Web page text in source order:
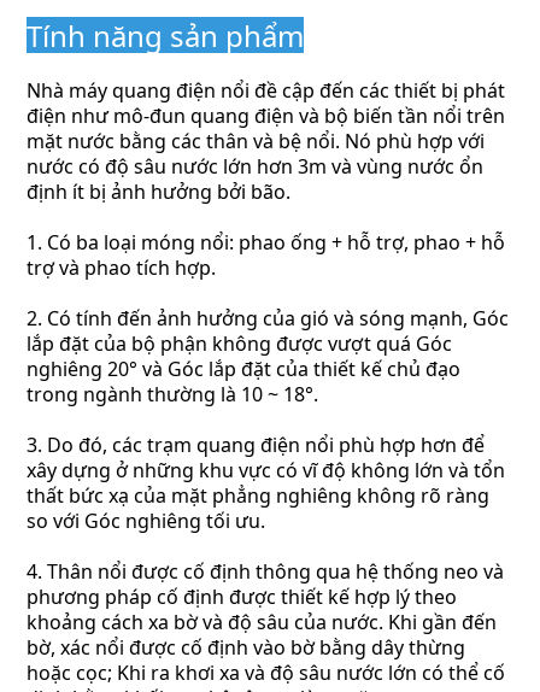
Tính năng sản phẩm
Nhà máy quang điện nổi đề cập đến các thiết bị phát
điện như mô-đun quang điện và bộ biến tần nổi trên
mặt nước bằng các thân và bệ nổi. Nó phù hợp với
nước có độ sâu nước lớn hơn 3m và vùng nước ổn
định ít bị ảnh hưởng bởi bão.
1. Có ba loại móng nổi: phao ống + hỗ trợ, phao + hỗ
trợ và phao tích hợp.
2. Có tính đến ảnh hưởng của gió và sóng mạnh, Góc
lắp đặt của bộ phận không được vượt quá Góc
nghiêng 20° và Góc lắp đặt của thiết kế chủ đạo
trong ngành thường là 10 ~ 18°.
3. Do đó, các trạm quang điện nổi phù hợp hơn để
xây dựng ở những khu vực có vĩ độ không lớn và tổn
thất bức xạ của mặt phẳng nghiêng không rõ ràng
so với Góc nghiêng tối ưu.
4. Thân nổi được cố định thông qua hệ thống neo và
phương pháp cố định được thiết kế hợp lý theo
khoảng cách xa bờ và độ sâu của nước. Khi gần đến
bờ, xác nổi được cố định vào bờ bằng dây thừng
hoặc cọc; Khi ra khơi xa và độ sâu nước lớn có thể cố